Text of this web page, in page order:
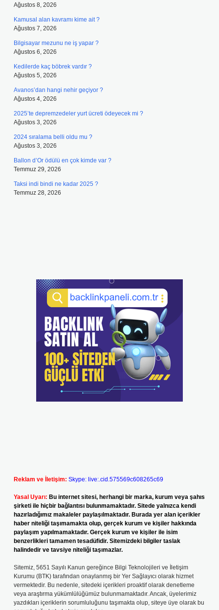
Ağustos 8, 2026
Kamusal alan kavramı kime ait ?
Ağustos 7, 2026
Bilgisayar mezunu ne iş yapar ?
Ağustos 6, 2026
Kedilerde kaç böbrek vardır ?
Ağustos 5, 2026
Avanos’dan hangi nehir geçiyor ?
Ağustos 4, 2026
2025’te depremzedeler yurt ücreti ödeyecek mi ?
Ağustos 3, 2026
2024 sıralama belli oldu mu ?
Ağustos 3, 2026
Ballon d’Or ödülü en çok kimde var ?
Temmuz 29, 2026
Taksi indi bindi ne kadar 2025 ?
Temmuz 28, 2026
Reklam ve İletişim: Skype: live:.cid.575569c608265c69
Yasal Uyarı: Bu internet sitesi, herhangi bir marka, kurum veya şahıs
şirketi ile hiçbir bağlantısı bulunmamaktadır. Sitede yalnızca kendi
hazırladığımız makaleler paylaşılmaktadır. Burada yer alan içerikler
haber niteliği taşımamakta olup, gerçek kurum ve kişiler hakkında
paylaşım yapılmamaktadır. Gerçek kurum ve kişiler ile isim
benzerlikleri tamamen tesadüfidir. Sitemizdeki bilgiler taslak
halindedir ve tavsiye niteliği taşımazlar.
Sitemiz, 5651 Sayılı Kanun gereğince Bilgi Teknolojileri ve İletişim
Kurumu (BTK) tarafından onaylanmış bir Yer Sağlayıcı olarak hizmet
vermektedir. Bu nedenle, sitedeki içerikleri proaktif olarak denetleme
veya araştırma yükümlülüğümüz bulunmamaktadır. Ancak, üyelerimiz
yazdıkları içeriklerin sorumluluğunu taşımakta olup, siteye üye olarak bu